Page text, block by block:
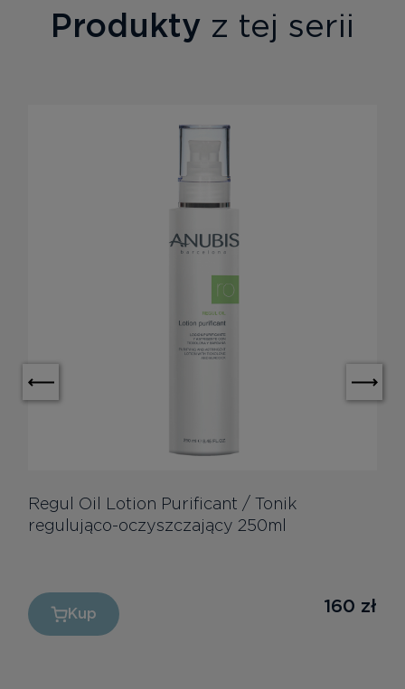
Produkty z tej serii
Regul Oil Lotion Purificant / Tonik
regulująco-oczyszczający 250ml
160 zł
Kup